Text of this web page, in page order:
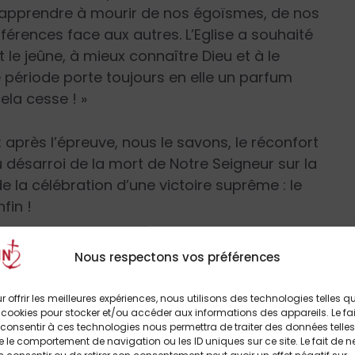
Nous respectons vos préférences
offrir les meilleures expériences, nous utilisons des technologies telles
pour stocker et/ou accéder aux informations des appareils. Le
à ces technologies nous permettra de traiter des données telles
le comportement de navigation ou les ID uniques sur ce site. Le fait de
à mourir de nos égoïsmes, de nos
face aux autres. L’Eglise a souhaité
jeûne, à mieux connaître Dieu et à le
porte toujours en elle un parfum
cesse ! »
l’épreuve, nous le savons, le réconfort
de la mort de Notre Seigneur sur la
la célébration d’une victoire suprême : le
!
contemplation de la résurrection
victoire du Christ, victoire de la Vie sur la
de la Lumière sur les ténèbres. Victoire